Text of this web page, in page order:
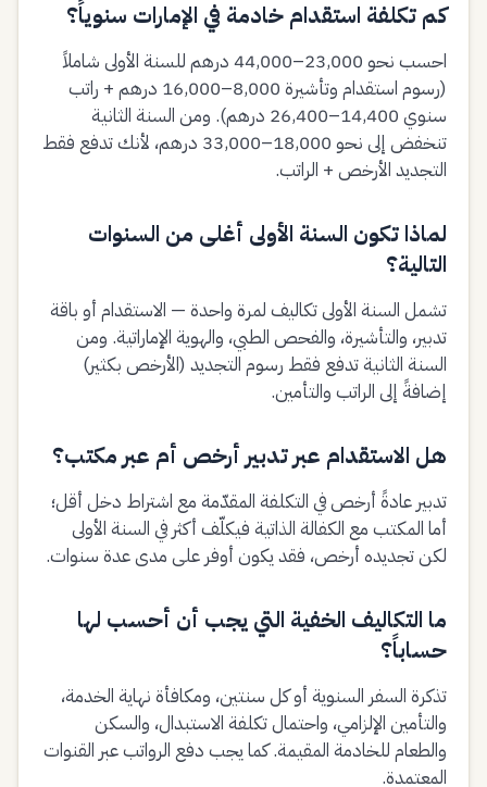
كم تكلفة استقدام خادمة في الإمارات سنوياً؟
احسب نحو 23,000–44,000 درهم للسنة الأولى شاملاً
(رسوم استقدام وتأشيرة 8,000–16,000 درهم + راتب
سنوي 14,400–26,400 درهم). ومن السنة الثانية
تنخفض إلى نحو 18,000–33,000 درهم، لأنك تدفع فقط
التجديد الأرخص + الراتب.
لماذا تكون السنة الأولى أغلى من السنوات
التالية؟
تشمل السنة الأولى تكاليف لمرة واحدة — الاستقدام أو باقة
تدبير، والتأشيرة، والفحص الطبي، والهوية الإماراتية. ومن
السنة الثانية تدفع فقط رسوم التجديد (الأرخص بكثير)
إضافةً إلى الراتب والتأمين.
هل الاستقدام عبر تدبير أرخص أم عبر مكتب؟
تدبير عادةً أرخص في التكلفة المقدّمة مع اشتراط دخل أقل؛
أما المكتب مع الكفالة الذاتية فيكلّف أكثر في السنة الأولى
لكن تجديده أرخص، فقد يكون أوفر على مدى عدة سنوات.
ما التكاليف الخفية التي يجب أن أحسب لها
حساباً؟
تذكرة السفر السنوية أو كل سنتين، ومكافأة نهاية الخدمة،
والتأمين الإلزامي، واحتمال تكلفة الاستبدال، والسكن
والطعام للخادمة المقيمة. كما يجب دفع الرواتب عبر القنوات
المعتمدة.